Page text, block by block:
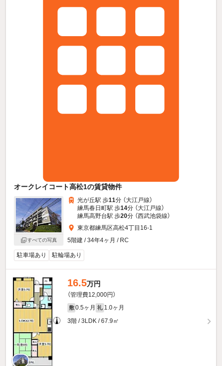
オークレイコート高松1の賃貸物件
すべての写真
光が丘駅 歩11分 （大江戸線）
練馬春日町駅 歩14分 （大江戸線）
練馬高野台駅 歩20分 （西武池袋線）
東京都練馬区高松4丁目16-1
5階建 / 34年4ヶ月 / RC
駐車場あり 駐輪場あり
16.5万円
（管理費12,000円）
敷 0.5ヶ月 礼 1.0ヶ月
3階 / 3LDK / 67.9㎡